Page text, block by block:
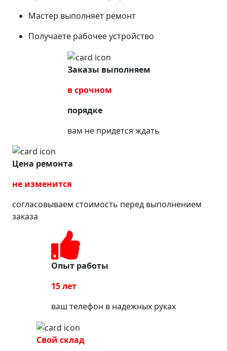
Мастер выполняет ремонт
Получаете рабочее устройство
Заказы выполняем
в срочном
порядке
вам не придется ждать
Цена ремонта
не изменится
согласовываем стоимость перед выполнением
заказа
Опыт работы
15 лет
ваш телефон в надежных руках
Свой склад